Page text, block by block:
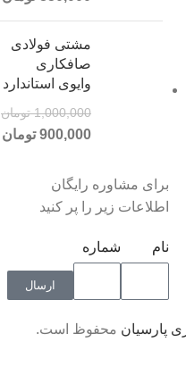
مشتی فولادی
صافکاری
وایوی استاندارد
1,000,000 تومان
900,000 تومان
برای مشاوره رایگان
اطلاعات زیر را پر کنید
نام شماره
ارسال
پارسیان محفوظ است.